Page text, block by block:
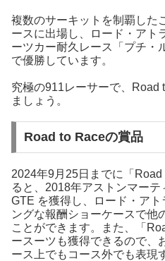
複数のサーキットを制覇した
ースに出場し、ロード・アト
ーツカー耐久レース「プチ・
で優勝しています。
究極の911レーサーで、Road
ましょう。
Road to Raceの賞品
2024年9月25日までに「
ると、2018年アストンマー
GTE を獲得し、ロード・ア
ングな報酬ショーケースで他
ことができます。また、「
ースーツも獲得できるので、
ース上でもコース外でも表現